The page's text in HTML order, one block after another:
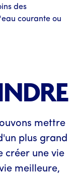
des
courante ou
mettre
plus grand
créer une vie
meilleure,